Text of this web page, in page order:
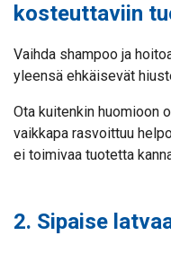
kosteuttaviin
Vaihda shampoo ja
yleensä ehkäisevät
Ota kuitenkin huomioon
vaikkapa rasvoittuu
ei toimivaa tuotetta
2. Sipaise